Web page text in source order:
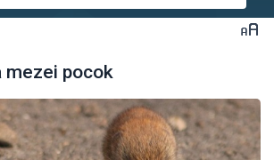
mezei pocok